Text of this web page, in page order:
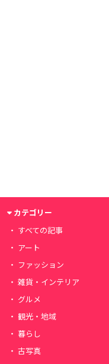
カテゴリー
すべての記事
アート
ファッション
雑貨・インテリア
グルメ
観光・地域
暮らし
古写真